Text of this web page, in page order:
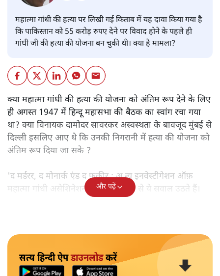
महात्मा गांधी की हत्या पर लिखी गई किताब में यह दावा किया गया है
कि पाकिस्तान को 55 करोड़ रुपए देने पर विवाद होने के पहले ही
गांधी जी की हत्या की योजना बन चुकी थी। क्या है मामला?
क्या महात्मा गांधी की हत्या की योजना को अंतिम रूप देने के लिए
ही अगस्त 1947 में हिन्दू महासभा की बैठक का स्वांग रचा गया
था? क्या विनायक दामोदर सावरकर अस्वस्थता के बावजूद मुंबई से
दिल्ली इसलिए आए थे कि उनकी निगरानी में हत्या की योजना को
अंतिम रूप दिया जा सके ?
'द मर्डरर, द मोनार्क एंड द फ़कीर : अ न्यू इनवेस्टीगेशन ऑफ़
महात्मा गांधी असेशिनेशन' नामक किताब से ये सवाल उठते हैं।
और पढ़ें
सत्य हिन्दी ऐपडाउनलोडकरें